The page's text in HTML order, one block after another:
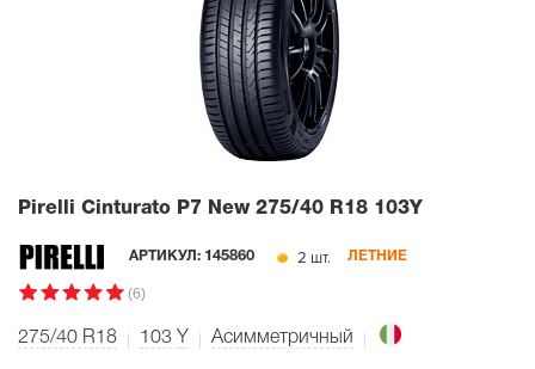
Pirelli Cinturato P7 New 275/40 R18 103Y
АРТИКУЛ: 145860 2 шт. ЛЕТНИЕ
(6)
275/40 R18 103 Y Асимметричный